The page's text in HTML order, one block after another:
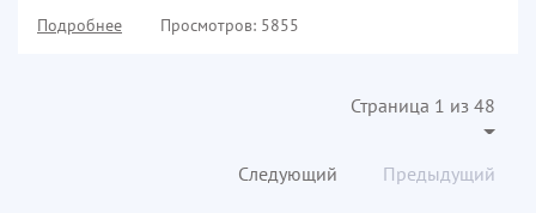
Подробнее Просмотров: 5855
Страница 1 из 48
Предыдущий
Следующий